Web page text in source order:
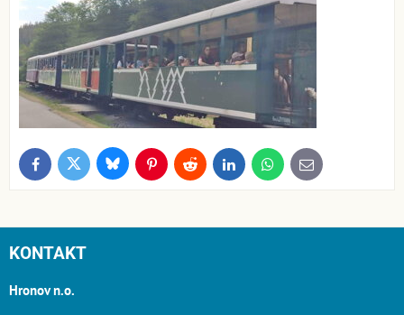
FacebookTwitter BlueskyPinterestReddit LinkedInWhatsApp
E-
mail
KONTAKT
Hronov n.o.